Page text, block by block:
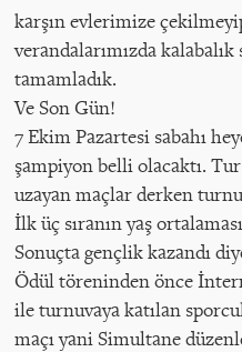
karşın evlerimize
verandalarımızda
tamamladık.
Ve Son Gün!
7 Ekim Pazartesi sabahı
şampiyon belli olacaktı.
uzayan maçlar derken
İlk üç sıranın yaş
Sonuçta gençlik kazandı
Ödül töreninden önce
ile turnuvaya katılan
maçı yani Simultane